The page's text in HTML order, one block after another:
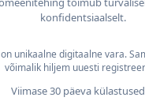
konfidentsiaalselt.
unikaalne digitaalne vara.
võimalik hiljem uuesti
Viimase 30 päeva